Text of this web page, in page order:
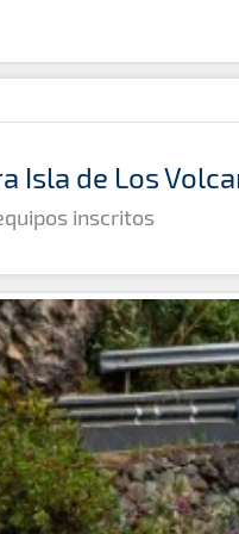
Isla de Los
inscritos